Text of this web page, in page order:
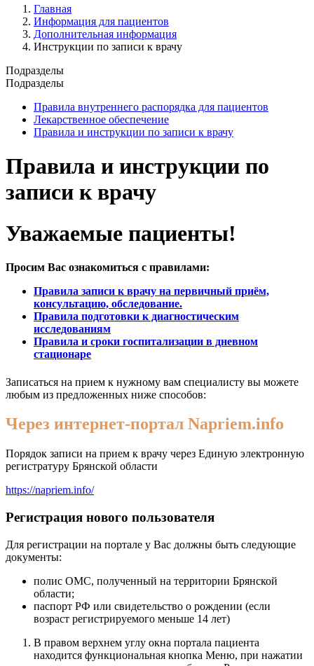
Главная
Информация для пациентов
Дополнительная информация
Инструкции по записи к врачу
Подразделы
Подразделы
Правила внутреннего распорядка для пациентов
Лекарственное обеспечение
Правила и инструкции по записи к врачу
Правила и инструкции по
записи к врачу
Уважаемые пациенты!
Просим Вас ознакомиться с правилами:
Правила записи к врачу на первичный приём,
консультацию, обследование.
Правила подготовки к диагностическим
исследованиям
Правила и сроки госпитализации в дневном
стационаре
Записаться на прием к нужному вам специалисту вы можете
любым из предложенных ниже способов:
Через интернет-портал Napriem.info
Порядок записи на прием к врачу через Единую электронную
регистратуру Брянской области
https://napriem.info/
Регистрация нового пользователя
Для регистрации на портале у Вас должны быть следующие
документы:
полис ОМС, полученный на территории Брянской
области;
паспорт РФ или свидетельство о рождении (если
возраст регистрируемого меньше 14 лет)
В правом верхнем углу окна портала пациента
находится функциональная кнопка Меню, при нажатии